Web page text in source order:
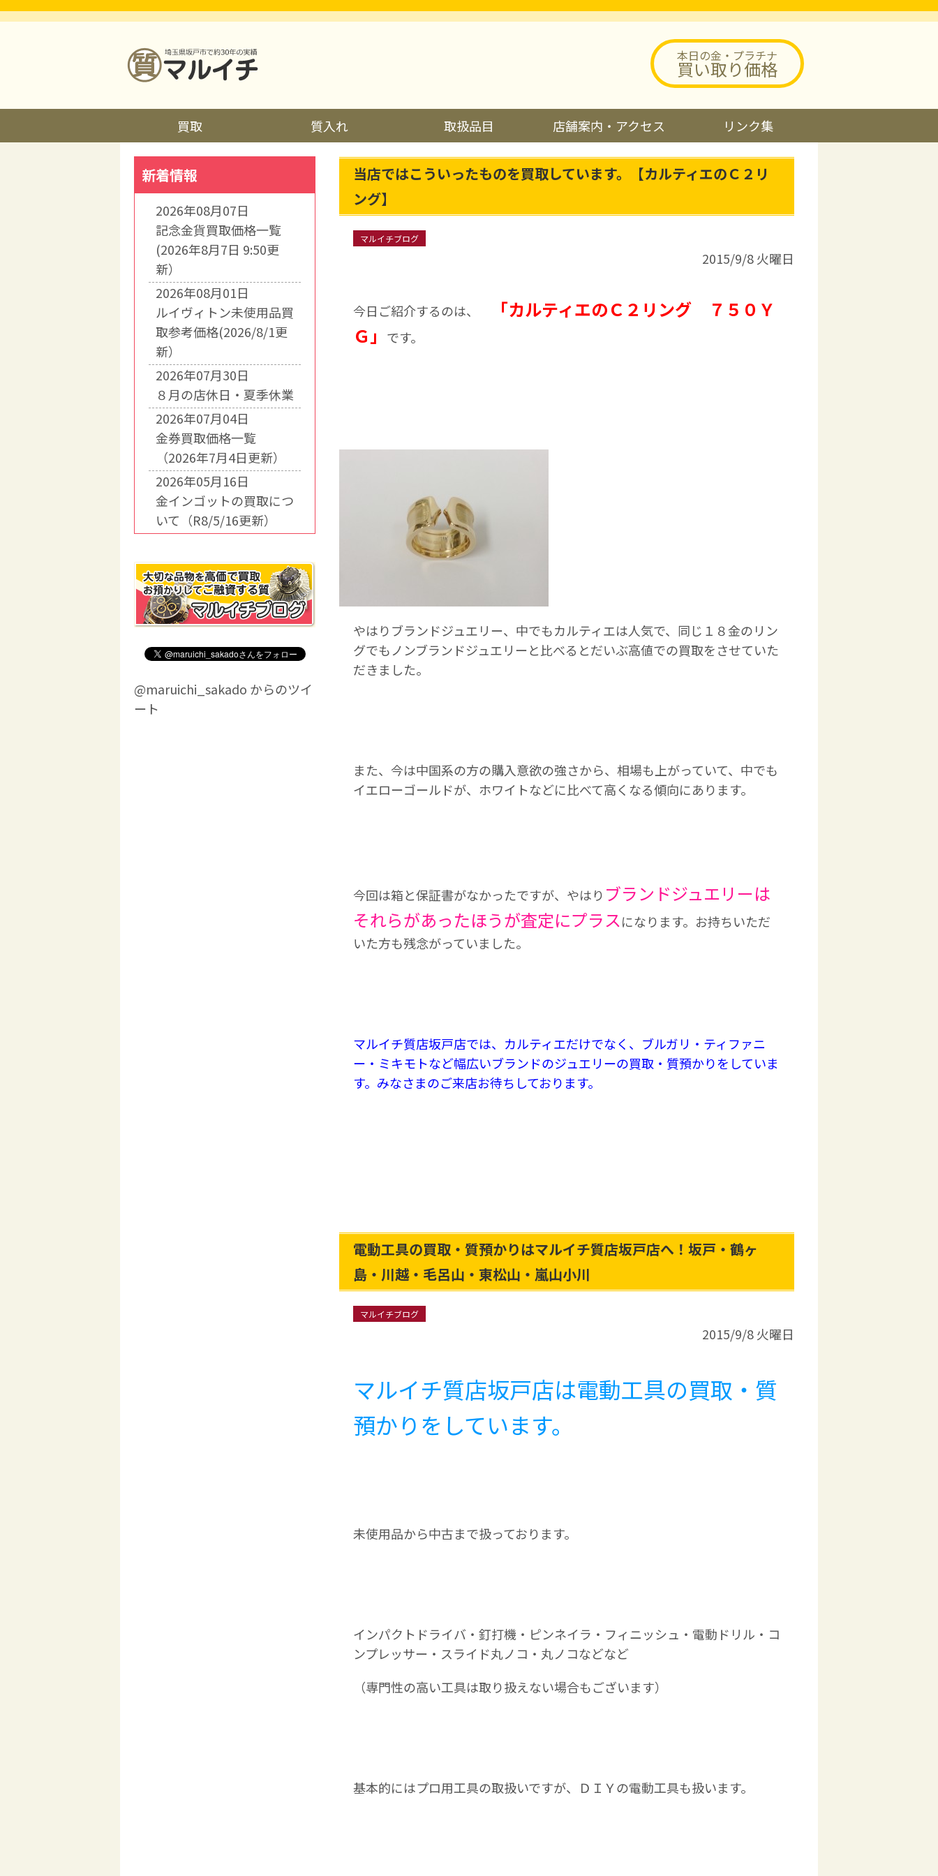
本日の金・プラチナ
買い取り価格
買取 質入れ 取扱品目 店舗案内・アクセス リンク集
当店ではこういったものを買取しています。【カルティエのＣ２リ
ング】
マルイチブログ
2015/9/8 火曜日
今日ご紹介するのは、
「カルティエのＣ２リング ７５０Ｙ
Ｇ」
です。
やはりブランドジュエリー、中でもカルティエは人気で、同じ１８金のリン
グでもノンブランドジュエリーと比べるとだいぶ高値での買取をさせていた
だきました。
また、今は中国系の方の購入意欲の強さから、相場も上がっていて、中でも
イエローゴールドが、ホワイトなどに比べて高くなる傾向にあります。
今回は箱と保証書がなかったですが、やはり ブランドジュエリーは
それらがあったほうが査定にプラスになります。お持ちいただ
いた方も残念がっていました。
マルイチ質店坂戸店では、カルティエだけでなく、ブルガリ・ティファニ
ー・ミキモトなど幅広いブランドのジュエリーの買取・質預かりをしていま
す。みなさまのご来店お待ちしております。
電動工具の買取・質預かりはマルイチ質店坂戸店へ！坂戸・鶴ヶ
島・川越・毛呂山・東松山・嵐山小川
マルイチブログ
2015/9/8 火曜日
マルイチ質店坂戸店は電動工具の買取・質
預かりをしています。
未使用品から中古まで扱っております。
インパクトドライバ・釘打機・ピンネイラ・フィニッシュ・電動ドリル・コ
ンプレッサー・スライド丸ノコ・丸ノコなどなど
（専門性の高い工具は取り扱えない場合もございます）
基本的にはプロ用工具の取扱いですが、ＤＩＹの電動工具も扱います。
新着情報
2026年08月07日
記念金貨買取価格一覧
(2026年8月7日 9:50更
新）
2026年08月01日
ルイヴィトン未使用品買
取参考価格(2026/8/1更
新）
2026年07月30日
８月の店休日・夏季休業
2026年07月04日
金券買取価格一覧
（2026年7月4日更新）
2026年05月16日
金インゴットの買取につ
いて（R8/5/16更新）
@maruichi_sakado からのツイ
ート